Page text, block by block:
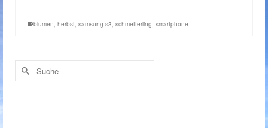
blumen, herbst, samsung s3, schmetterling, smartphone
Suche
nach: